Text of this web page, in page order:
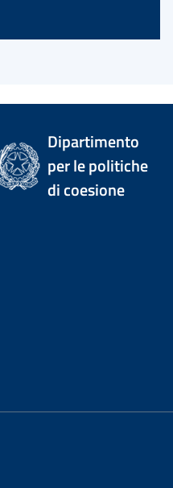
Dipartimento
per le politiche
di coesione